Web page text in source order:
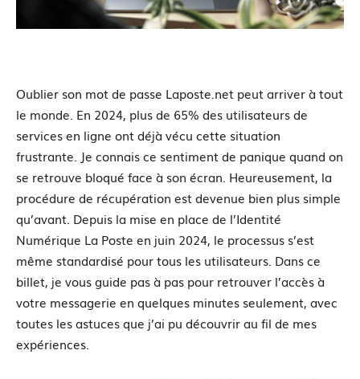
Oublier son mot de passe Laposte.net peut arriver à tout
le monde. En 2024, plus de 65% des utilisateurs de
services en ligne ont déjà vécu cette situation
frustrante. Je connais ce sentiment de panique quand on
se retrouve bloqué face à son écran. Heureusement, la
procédure de récupération est devenue bien plus simple
qu’avant. Depuis la mise en place de l’Identité
Numérique La Poste en juin 2024, le processus s’est
même standardisé pour tous les utilisateurs. Dans ce
billet, je vous guide pas à pas pour retrouver l’accès à
votre messagerie en quelques minutes seulement, avec
toutes les astuces que j’ai pu découvrir au fil de mes
expériences.